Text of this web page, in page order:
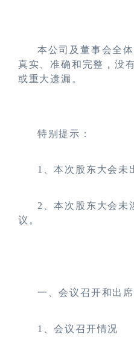
本公司及董事会全
真实、准确和完整，没
或重大遗漏。
特别提示：
1 、本次股东大会未
2
、本次股东大会
议。
一、会议召开和出
1 、会议召开情况